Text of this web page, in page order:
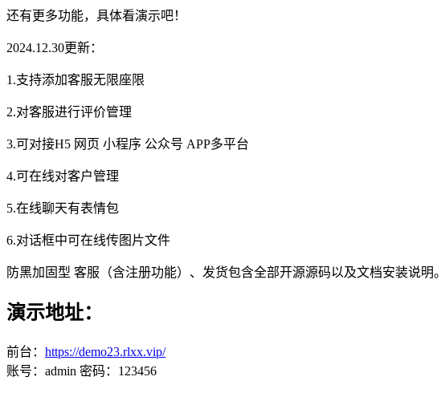
还有更多功能，具体看演示吧！
2024.12.30更新：
1.支持添加客服无限座限
2.对客服进行评价管理
3.可对接H5 网页 小程序 公众号 APP多平台
4.可在线对客户管理
5.在线聊天有表情包
6.对话框中可在线传图片文件
防黑加固型 客服（含注册功能）、发货包含全部开源源码以及文档安装说明。
演示地址：
前台： https://demo23.rlxx.vip/
账号：admin 密码：123456